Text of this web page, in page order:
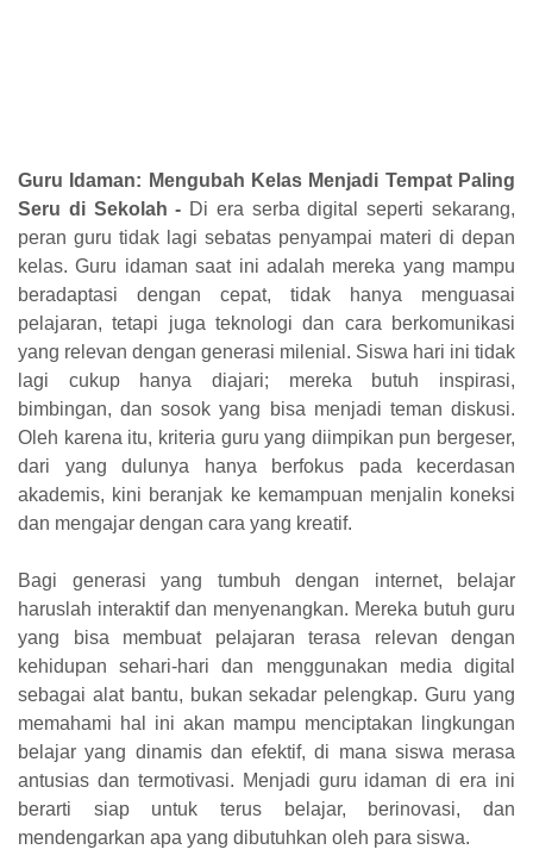
Guru Idaman: Mengubah Kelas Menjadi Tempat Paling
Seru di Sekolah - Di era serba digital seperti sekarang,
peran guru tidak lagi sebatas penyampai materi di depan
kelas. Guru idaman saat ini adalah mereka yang mampu
beradaptasi dengan cepat, tidak hanya menguasai
pelajaran, tetapi juga teknologi dan cara berkomunikasi
yang relevan dengan generasi milenial. Siswa hari ini tidak
lagi cukup hanya diajari; mereka butuh inspirasi,
bimbingan, dan sosok yang bisa menjadi teman diskusi.
Oleh karena itu, kriteria guru yang diimpikan pun bergeser,
dari yang dulunya hanya berfokus pada kecerdasan
akademis, kini beranjak ke kemampuan menjalin koneksi
dan mengajar dengan cara yang kreatif.
Bagi generasi yang tumbuh dengan internet, belajar
haruslah interaktif dan menyenangkan. Mereka butuh guru
yang bisa membuat pelajaran terasa relevan dengan
kehidupan sehari-hari dan menggunakan media digital
sebagai alat bantu, bukan sekadar pelengkap. Guru yang
memahami hal ini akan mampu menciptakan lingkungan
belajar yang dinamis dan efektif, di mana siswa merasa
antusias dan termotivasi. Menjadi guru idaman di era ini
berarti siap untuk terus belajar, berinovasi, dan
mendengarkan apa yang dibutuhkan oleh para siswa.